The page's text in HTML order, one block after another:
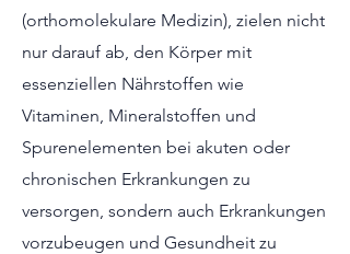
(orthomolekulare Medizin), zielen nicht
nur darauf ab, den Körper mit
essenziellen Nährstoffen wie
Vitaminen, Mineralstoffen und
Spurenelementen bei akuten oder
chronischen Erkrankungen zu
versorgen, sondern auch Erkrankungen
vorzubeugen und Gesundheit zu